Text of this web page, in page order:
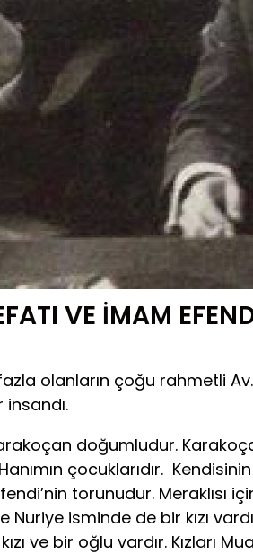
VE İMAM
olanların çoğu rahmetli
doğumludur.
çocuklarıdır.
torunudur. Meraklısı
isminde de bir kızı
ve bir oğlu vardır. Kızları